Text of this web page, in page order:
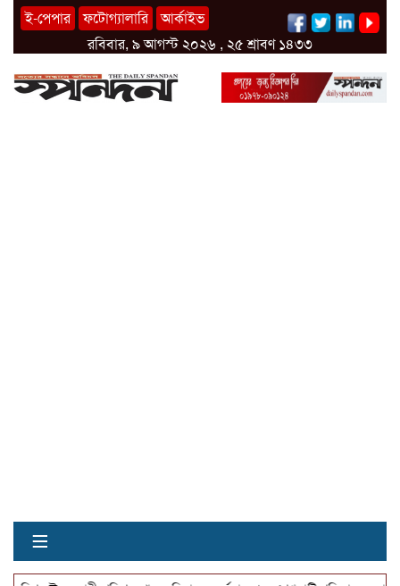
ই-পেপার ফটোগ্যালারি
আর্কাইভ
রবিবার, ৯ আগস্ট ২০২৬ , ২৫ শ্রাবণ ১৪৩৩
≡